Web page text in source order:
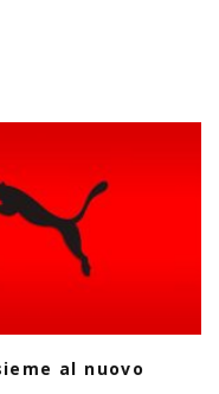
al nuovo